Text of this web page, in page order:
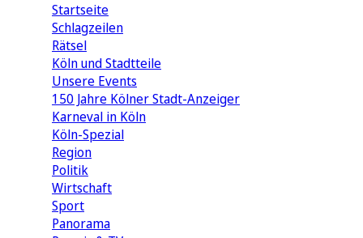
Startseite
Schlagzeilen
Rätsel
Köln und Stadtteile
Unsere Events
150 Jahre Kölner Stadt-Anzeiger
Karneval in Köln
Köln-Spezial
Region
Politik
Wirtschaft
Sport
Panorama